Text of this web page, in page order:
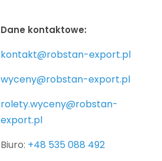
Dane kontaktowe:
kontakt@robstan-export.pl
wyceny@robstan-export.pl
rolety.wyceny@robstan-
export.pl
Biuro: +48 535 088 492